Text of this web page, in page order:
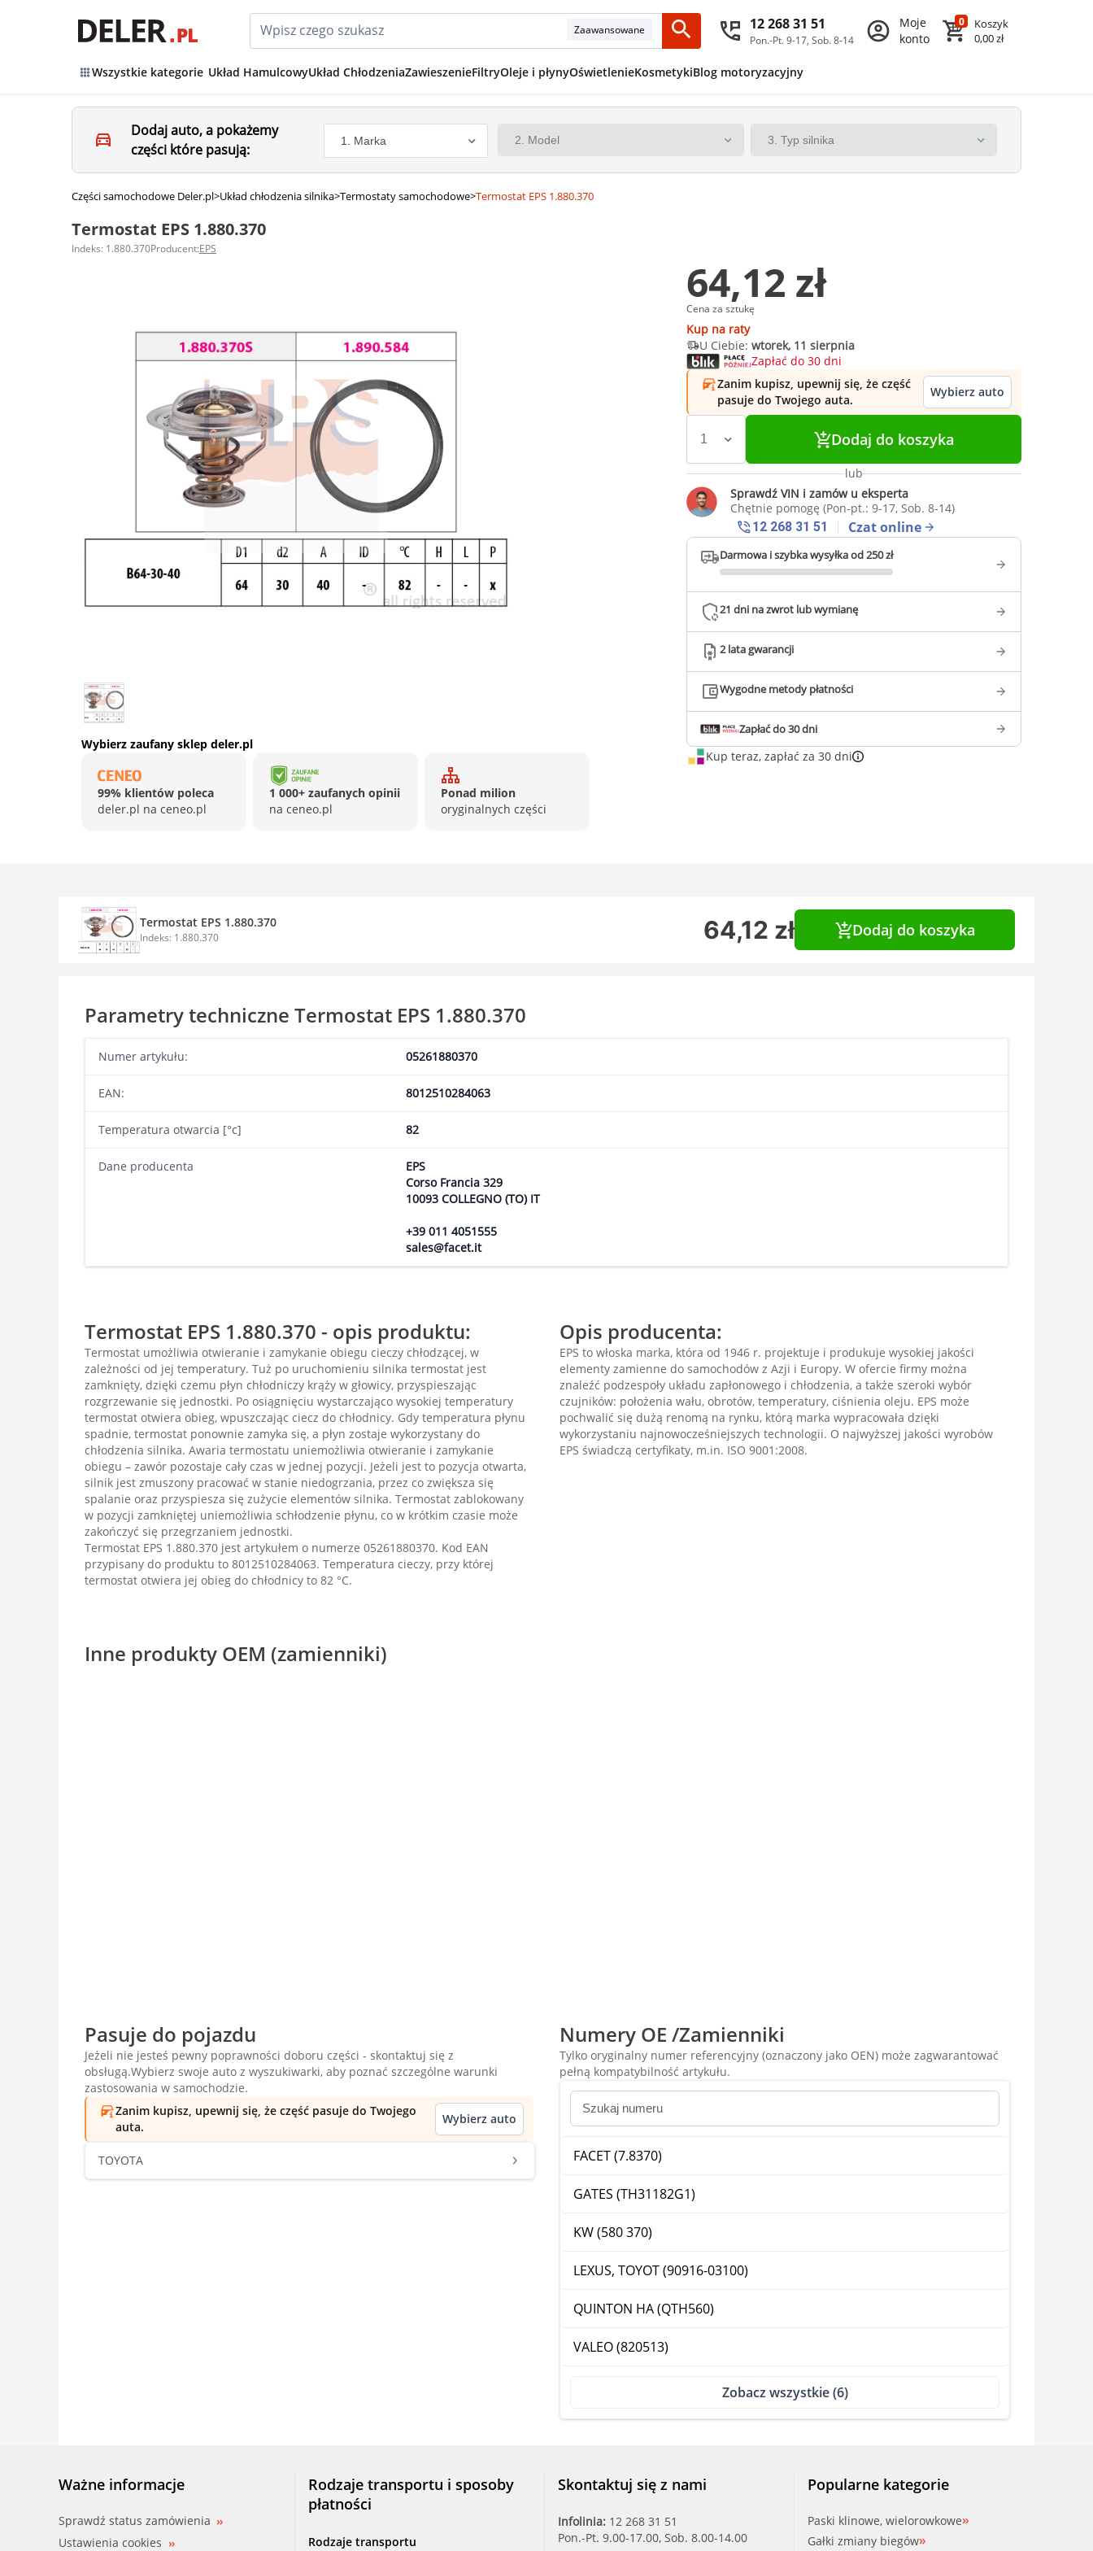
Zaawansowane 12 268 31 51
Pon.-Pt. 9-17, Sob. 8-14
Moje
konto
0
Koszyk
0,00 zł
Wszystkie kategorie Układ HamulcowyUkład ChłodzeniaZawieszenieFiltryOleje i płynyOświetlenieKosmetykiBlog motoryzacyjny
Dodaj auto, a pokażemy
części które pasują:
Części samochodowe Deler.pl>Układ chłodzenia silnika>Termostaty samochodowe>Termostat EPS 1.880.370
Termostat EPS 1.880.370
Indeks: 1.880.370Producent:EPS
64,12 zł
Cena za sztukę
Kup na raty
U Ciebie:wtorek, 11 sierpnia
Zapłać do 30 dni
Zanim kupisz, upewnij się, że część
pasuje do Twojego auta.
Wybierz auto
Dodaj do koszyka
lub
Sprawdź VIN i zamów u eksperta
Chętnie pomogę (Pon-pt.: 9-17, Sob. 8-14)
12 268 31 51
Czat online
Darmowa i szybka wysyłka od 250 zł
21 dni na zwrot lub wymianę
2 lata gwarancji
Wygodne metody płatności
Zapłać do 30 dni
Kup teraz, zapłać za 30 dni
Wybierz zaufany sklep deler.pl
99% klientów poleca
deler.pl na ceneo.pl
1 000+ zaufanych opinii
na ceneo.pl
Ponad milion
oryginalnych części
Termostat EPS 1.880.370
Indeks: 1.880.370 64,12 zł Dodaj do koszyka
Parametry techniczne Termostat EPS 1.880.370
Numer artykułu: 05261880370
EAN: 8012510284063
Temperatura otwarcia [°c] 82
Dane producenta
EPS
Corso Francia 329
10093 COLLEGNO (TO) IT
+39 011 4051555
sales@facet.it
Termostat EPS 1.880.370 - opis produktu:
Termostat umożliwia otwieranie i zamykanie obiegu cieczy chłodzącej, w
zależności od jej temperatury. Tuż po uruchomieniu silnika termostat jest
zamknięty, dzięki czemu płyn chłodniczy krąży w głowicy, przyspieszając
rozgrzewanie się jednostki. Po osiągnięciu wystarczająco wysokiej temperatury
termostat otwiera obieg, wpuszczając ciecz do chłodnicy. Gdy temperatura płynu
spadnie, termostat ponownie zamyka się, a płyn zostaje wykorzystany do
chłodzenia silnika. Awaria termostatu uniemożliwia otwieranie i zamykanie
obiegu – zawór pozostaje cały czas w jednej pozycji. Jeżeli jest to pozycja otwarta,
silnik jest zmuszony pracować w stanie niedogrzania, przez co zwiększa się
spalanie oraz przyspiesza się zużycie elementów silnika. Termostat zablokowany
w pozycji zamkniętej uniemożliwia schłodzenie płynu, co w krótkim czasie może
zakończyć się przegrzaniem jednostki.
Termostat EPS 1.880.370 jest artykułem o numerze 05261880370. Kod EAN
przypisany do produktu to 8012510284063. Temperatura cieczy, przy której
termostat otwiera jej obieg do chłodnicy to 82 °C.
Opis producenta:
EPS to włoska marka, która od 1946 r. projektuje i produkuje wysokiej jakości
elementy zamienne do samochodów z Azji i Europy. W ofercie firmy można
znaleźć podzespoły układu zapłonowego i chłodzenia, a także szeroki wybór
czujników: położenia wału, obrotów, temperatury, ciśnienia oleju. EPS może
pochwalić się dużą renomą na rynku, którą marka wypracowała dzięki
wykorzystaniu najnowocześniejszych technologii. O najwyższej jakości wyrobów
EPS świadczą certyfikaty, m.in. ISO 9001:2008.
Inne produkty OEM (zamienniki)
Pasuje do pojazdu
Jeżeli nie jesteś pewny poprawności doboru części - skontaktuj się z
obsługą.Wybierz swoje auto z wyszukiwarki, aby poznać szczególne warunki
zastosowania w samochodzie.
Zanim kupisz, upewnij się, że część pasuje do Twojego
auta.
Wybierz auto
TOYOTA
Numery OE /Zamienniki
Tylko oryginalny numer referencyjny (oznaczony jako OEN) może zagwarantować
pełną kompatybilność artykułu.
FACET (7.8370)
GATES (TH31182G1)
KW (580 370)
LEXUS, TOYOT (90916-03100)
QUINTON HA (QTH560)
VALEO (820513)
Zobacz wszystkie (6)
Ważne informacje
Sprawdź status zamówienia
Ustawienia cookies
Rodzaje transportu i sposoby
płatności
Rodzaje transportu
Skontaktuj się z nami
Infolinia: 12 268 31 51
Pon.-Pt. 9.00-17.00, Sob. 8.00-14.00
Popularne kategorie
Paski klinowe, wielorowkowe
Gałki zmiany biegów